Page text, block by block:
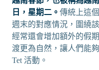
日，星期二。 傳統上這
週末的對應情況，圍繞
經常還會增加額外的假
渡更為自然，讓人們能
Tet 活動。